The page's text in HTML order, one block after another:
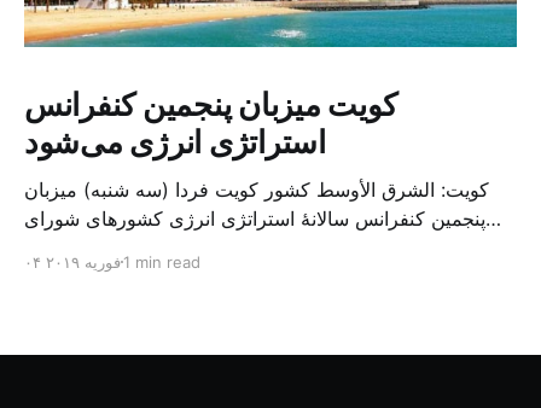
کویت میزبان پنجمین کنفرانس
استراتژی انرژی می‌شود
کویت: الشرق الأوسط کشور کویت فردا (سه شنبه) میزبان
پنجمین کنفرانس سالانهٔ استراتژی انرژی کشورهای شورای
متخصص از شرکت‌های جهانی نفت و گاز در این کنفرانس
۰۴ فوریه ۲۰۱۹1 min read